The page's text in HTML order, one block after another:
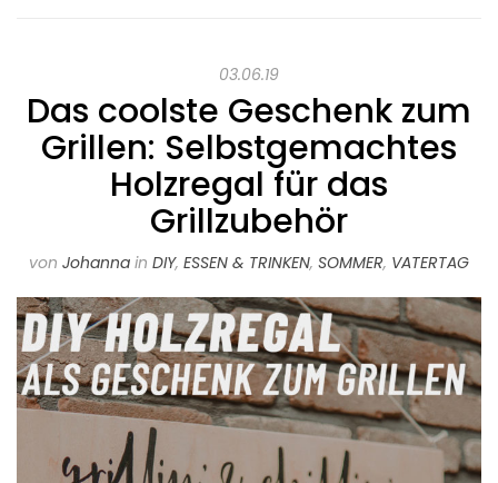
03.06.19
Das coolste Geschenk zum
Grillen: Selbstgemachtes
Holzregal für das
Grillzubehör
von Johanna in DIY, ESSEN & TRINKEN, SOMMER, VATERTAG